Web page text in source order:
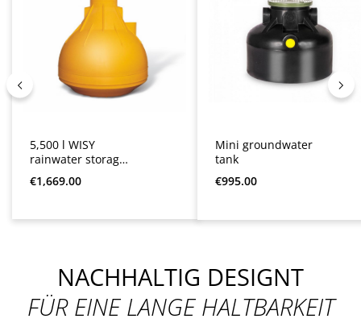
5,500 l WISY
rainwater storage
tank
Regular price:
€1,669.00
Mini groundwater
tank
Regular price:
€995.00
NACHHALTIG DESIGNT
FÜR EINE LANGE HALTBARKEIT